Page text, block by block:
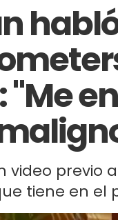
"Me
video previo
tiene en el